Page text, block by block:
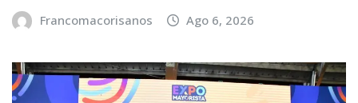
Francomacorisanos Ago 6, 2026